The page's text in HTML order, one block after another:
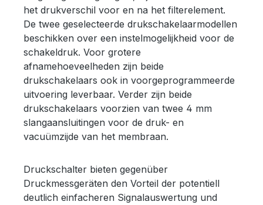
het drukverschil voor en na het filterelement.
De twee geselecteerde drukschakelaarmodellen
beschikken over een instelmogelijkheid voor de
schakeldruk. Voor grotere
afnamehoeveelheden zijn beide
drukschakelaars ook in voorgeprogrammeerde
uitvoering leverbaar. Verder zijn beide
drukschakelaars voorzien van twee 4 mm
slangaansluitingen voor de druk- en
vacuümzijde van het membraan.
Druckschalter bieten gegenüber
Druckmessgeräten den Vorteil der potentiell
deutlich einfacheren Signalauswertung und